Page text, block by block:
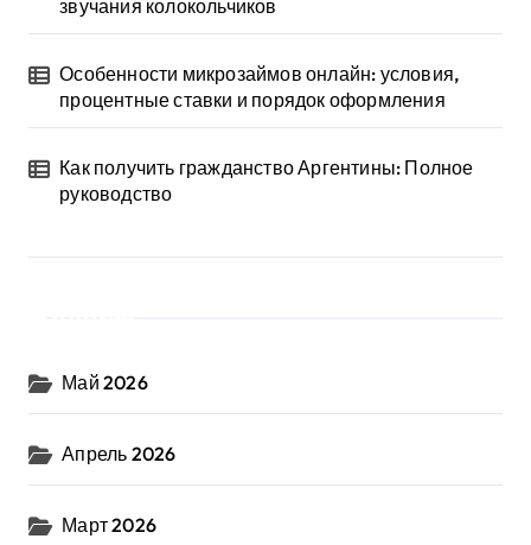
звучания колокольчиков
Особенности микрозаймов онлайн: условия,
процентные ставки и порядок оформления
Как получить гражданство Аргентины: Полное
руководство
Май 2026
Апрель 2026
Март 2026